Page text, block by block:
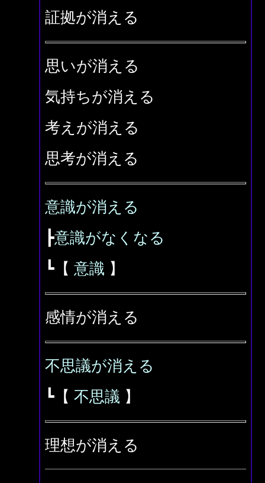
証拠が消える
思いが消える
気持ちが消える
考えが消える
思考が消える
意識が消える
┣意識がなくなる
┗【 意識 】
感情が消える
不思議が消える
┗【 不思議 】
理想が消える